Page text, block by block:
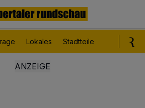
Lokales Stadtteile